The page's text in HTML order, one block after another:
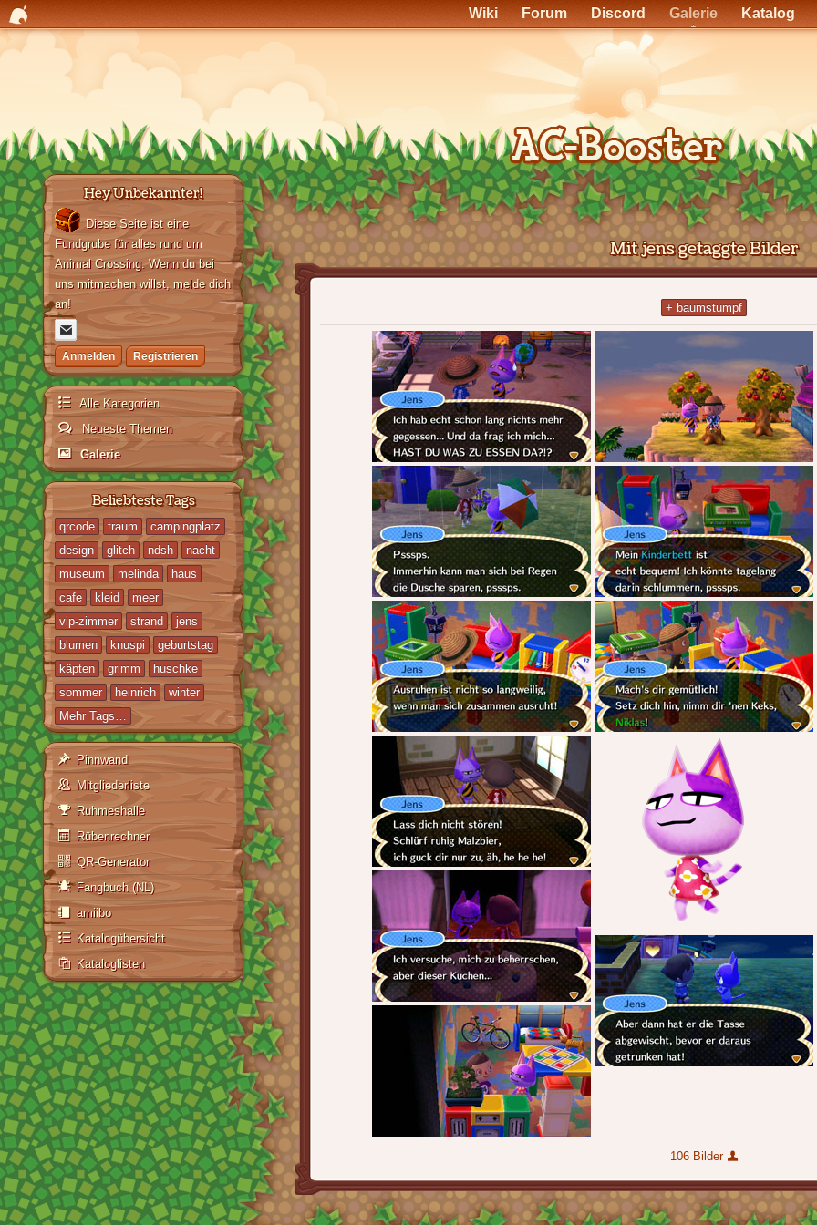
Wiki Forum Discord Galerie Katalog
Hey Unbekannter!
Diese Seite ist eine
Fundgrube für alles rund um
Animal Crossing. Wenn du bei
uns mitmachen willst, melde dich
an!
Anmelden Registrieren
Alle Kategorien
Neueste Themen
Galerie
Beliebteste Tags
qrcode traum
campingplatz
design
glitch ndsh
nacht
museum
melinda
haus
cafe
kleid
meer
vip-zimmer
strand
jens
blumen
knuspi
geburtstag
käpten
grimm
huschke
sommer
heinrich
winter
Mehr Tags…
Pinnwand
Mitgliederliste
Ruhmeshalle
Rübenrechner
QR-Generator
Fangbuch (NL)
amiibo
Katalogübersicht
Kataloglisten
Mit jens getaggte Bilder
+ baumstumpf
106 Bilder